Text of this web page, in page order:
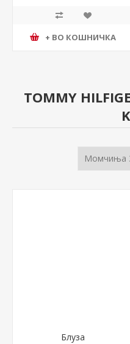
+ ВО КОШНИЧКА
TOMMY
Блуза